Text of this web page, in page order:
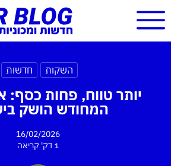
השקות חדשות
המחודש הושק
16/02/2026
1 דק'
קריאה